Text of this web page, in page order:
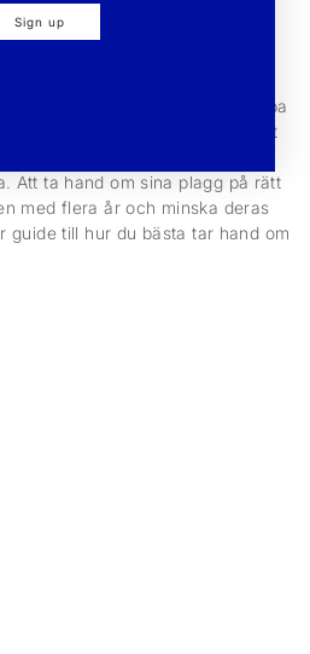
på en rad aspekter. För oss
plagg som inte följer snabba
att våra kläder har hög kvalitet
naturliga material så som ull,
Att ta hand om sina plagg på rätt
med flera år och minska deras
guide till hur du bästa tar hand om
Sign up